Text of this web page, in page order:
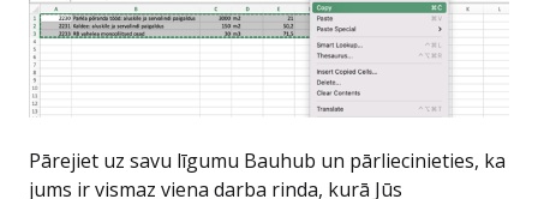
Pārejiet uz savu līgumu Bauhub un pārliecinieties, ka
jums ir vismaz viena darba rinda, kurā Jūs